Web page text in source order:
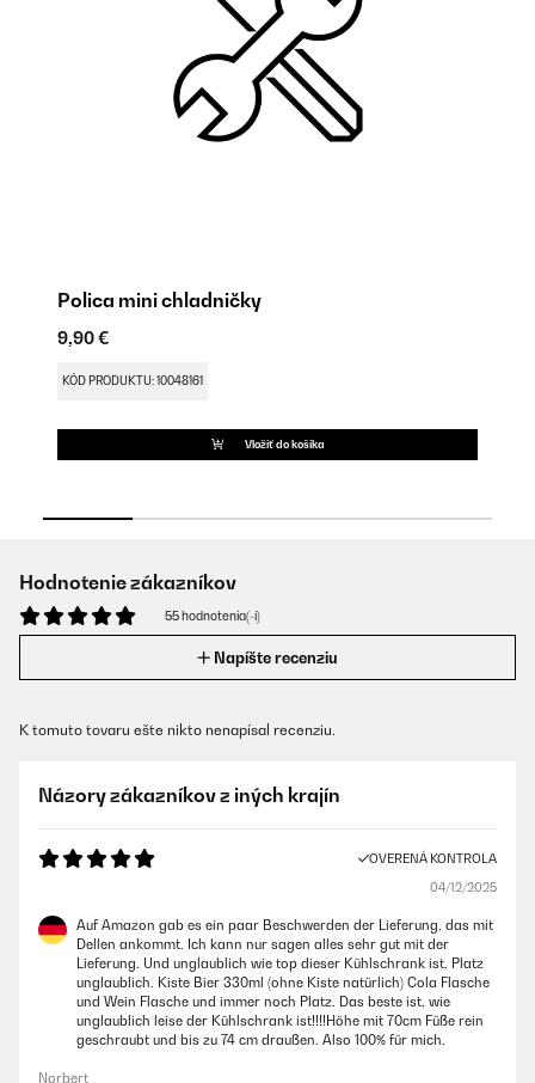
Polica mini chladničky
9,90 €
KÓD PRODUKTU: 10048161
Vložiť do košíka
Hodnotenie zákazníkov
55 hodnotenia(-í)
Napíšte recenziu
K tomuto tovaru ešte nikto nenapísal recenziu.
Názory zákazníkov z iných krajín
OVERENÁ KONTROLA
04/12/2025
Auf Amazon gab es ein paar Beschwerden der Lieferung, das mit
Dellen ankommt. Ich kann nur sagen alles sehr gut mit der
Lieferung. Und unglaublich wie top dieser Kühlschrank ist, Platz
unglaublich. Kiste Bier 330ml (ohne Kiste natürlich) Cola Flasche
und Wein Flasche und immer noch Platz. Das beste ist, wie
unglaublich leise der Kühlschrank ist!!!!Höhe mit 70cm Füße rein
geschraubt und bis zu 74 cm draußen. Also 100% für mich.
Norbert